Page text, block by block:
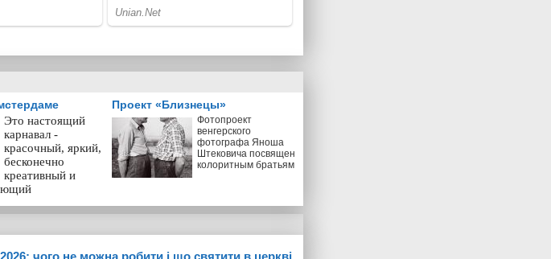
Это настоящий
карнавал -
красочный, яркий,
бесконечно
креативный и
Проект «Близнецы»
Фотопроект
венгерского
фотографа Яноша
Штековича посвящен
колоритным братьям
чого не можна робити і що святити в церкві